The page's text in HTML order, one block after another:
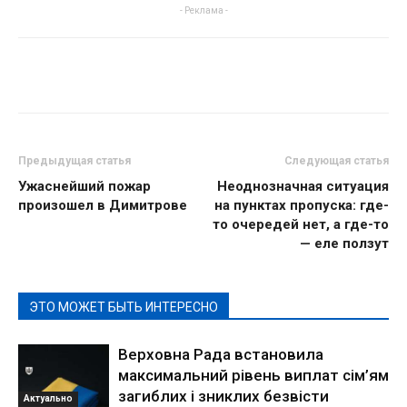
- Реклама -
Предыдущая статья
Ужаснейший пожар
произошел в Димитрове
Следующая статья
Неоднозначная ситуация
на пунктах пропуска: где-
то очередей нет, а где-то
— еле ползут
ЭТО МОЖЕТ БЫТЬ ИНТЕРЕСНО
Актуально
Верховна Рада встановила
максимальний рівень виплат сім’ям
загиблих і зниклих безвісти